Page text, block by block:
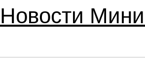
Новости